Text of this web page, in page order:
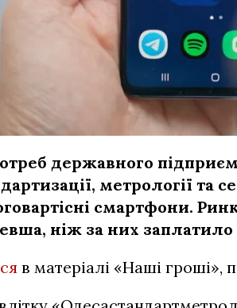
державного
метрології та
смартфони.
ніж за них
в матеріалі «Наші гроші»,